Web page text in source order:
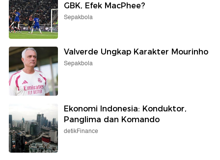
GBK, Efek MacPhee?
Sepakbola
Valverde Ungkap Karakter Mourinho
Sepakbola
Ekonomi Indonesia: Konduktor,
Panglima dan Komando
detikFinance